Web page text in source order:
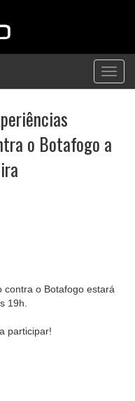
o Botafogo a
contra o Botafogo estará
19h.
participar!